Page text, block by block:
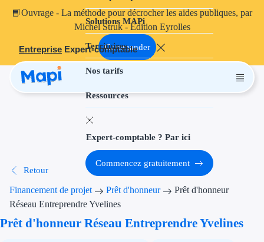
📘Ouvrage - La méthode pour décrocher les aides publiques, par
Michel Struk - Édition Eyrolles
Commander
Entreprise Expert-comptable
Solutions MAPi
Territoires
Nos tarifs
Ressources
Projets finançables
Aides à
Aides
Thématiques
Financement
Expert-comptable ? Par ici
Commencez gratuitement
Retour
Financement de projet Prêt d'honneur
Prêt d'honneur
Réseau Entreprendre Yvelines
Prêt d'honneur Réseau Entreprendre Yvelines